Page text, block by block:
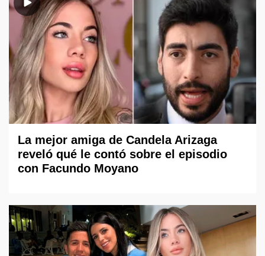
La mejor amiga de Candela Arizaga
reveló qué le contó sobre el episodio
con Facundo Moyano